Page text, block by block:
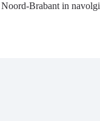
Brabant in